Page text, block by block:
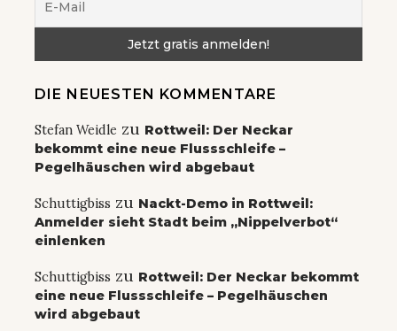
DIE NEUESTEN KOMMENTARE
Stefan Weidle zu Rottweil: Der Neckar
bekommt eine neue Flussschleife –
Pegelhäuschen wird abgebaut
Schuttigbiss zu Nackt-Demo in Rottweil:
Anmelder sieht Stadt beim „Nippelverbot“
einlenken
Schuttigbiss zu Rottweil: Der Neckar bekommt
eine neue Flussschleife – Pegelhäuschen
wird abgebaut